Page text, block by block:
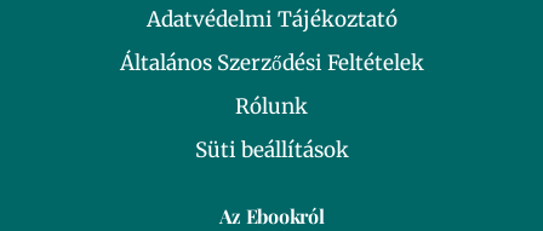
Adatvédelmi Tájékoztató
Általános Szerződési Feltételek
Rólunk
Süti beállítások
Az Ebookról